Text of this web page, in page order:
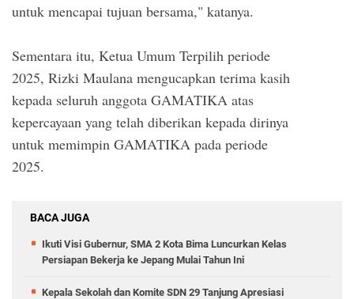
untuk mencapai tujuan bersama," katanya.
Sementara itu, Ketua Umum Terpilih periode
2025, Rizki Maulana mengucapkan terima kasih
kepada seluruh anggota GAMATIKA atas
kepercayaan yang telah diberikan kepada dirinya
untuk memimpin GAMATIKA pada periode
2025.
BACA JUGA
Ikuti Visi Gubernur, SMA 2 Kota Bima Luncurkan Kelas
Persiapan Bekerja ke Jepang Mulai Tahun Ini
Kepala Sekolah dan Komite SDN 29 Tanjung Apresiasi